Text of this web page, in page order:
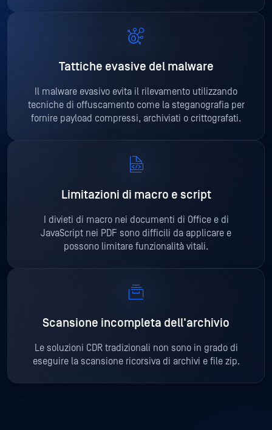
Tattiche evasive del malware
Il malware evasivo evita il rilevamento utilizzando
tecniche di offuscamento come la steganografia per
fornire payload compressi, archiviati o crittografati.
Limitazioni di macro e script
I divieti di macro nei documenti di Office e di
JavaScript nei PDF sono difficili da applicare e
possono limitare funzionalità vitali.
Scansione incompleta dell'archivio
Le soluzioni CDR tradizionali non sono in grado di
eseguire la scansione ricorsiva di archivi e file zip.